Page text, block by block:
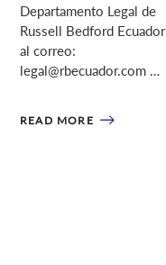
Departamento Legal de
Russell Bedford Ecuador
al correo:
legal@rbecuador.com …
READ MORE